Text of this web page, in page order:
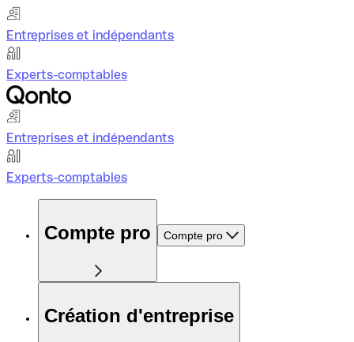
Entreprises et indépendants
Experts-comptables
Entreprises et indépendants
Experts-comptables
Compte pro Compte pro
Création d'entreprise